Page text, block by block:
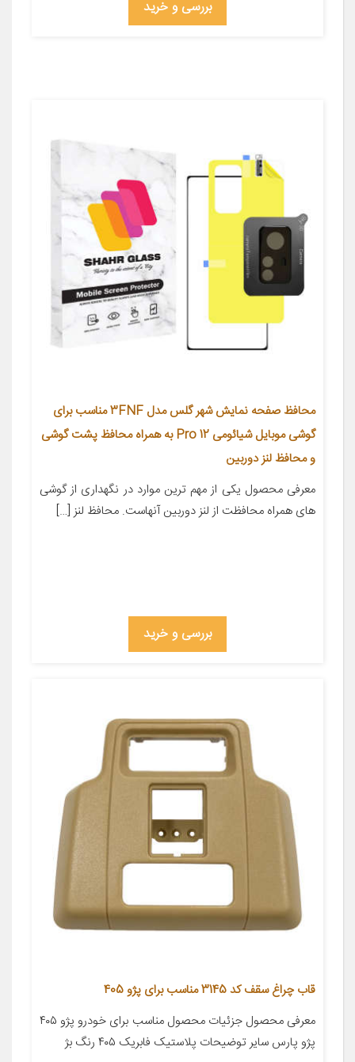
بررسی و خرید
محافظ صفحه نمایش شهر گلس مدل 3FNF مناسب برای
گوشی موبایل شیائومی 12 Pro به همراه محافظ پشت گوشی
و محافظ لنز دوربین
معرفی محصول یکی از مهم ترین موارد در نگهداری از گوشی
های همراه محافظت از لنز دوربین آنهاست. محافظ لنز […]
بررسی و خرید
قاب چراغ سقف کد 3145 مناسب برای پژو 405
معرفی محصول جزئیات محصول مناسب برای خودرو پژو ۴۰۵
پژو پارس سایر توضیحات پلاستیک فابریک ۴۰۵ رنگ بژ